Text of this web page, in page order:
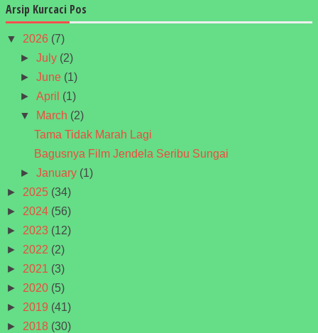
Arsip Kurcaci Pos
▼ 2026 (7)
►July (2)
►June (1)
►April (1)
▼
March (2)
Tama Tidak Marah Lagi
Bagusnya Film Jendela Seribu Sungai
►January (1)
► 2025 (34)
► 2024 (56)
► 2023 (12)
► 2022 (2)
► 2021 (3)
► 2020 (5)
► 2019 (41)
► 2018 (30)